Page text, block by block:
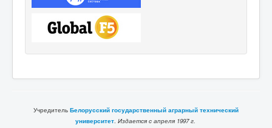
Учредитель Белорусский государственный аграрный технический
университет. Издается с апреля 1997 г.